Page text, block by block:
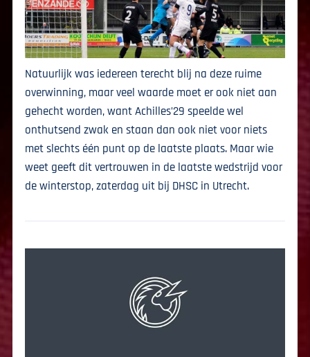
Natuurlijk was iedereen terecht blij na deze ruime
overwinning, maar veel waarde moet er ook niet aan
gehecht worden, want Achilles’29 speelde wel
onthutsend zwak en staan dan ook niet voor niets
met slechts één punt op de laatste plaats. Maar wie
weet geeft dit vertrouwen in de laatste wedstrijd voor
de winterstop, zaterdag uit bij DHSC in Utrecht.